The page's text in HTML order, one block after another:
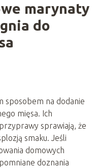
marynaty
do
sposobem na dodanie
mięsa. Ich
sprawiają, że
smaku. Jeśli
domowych
doznania